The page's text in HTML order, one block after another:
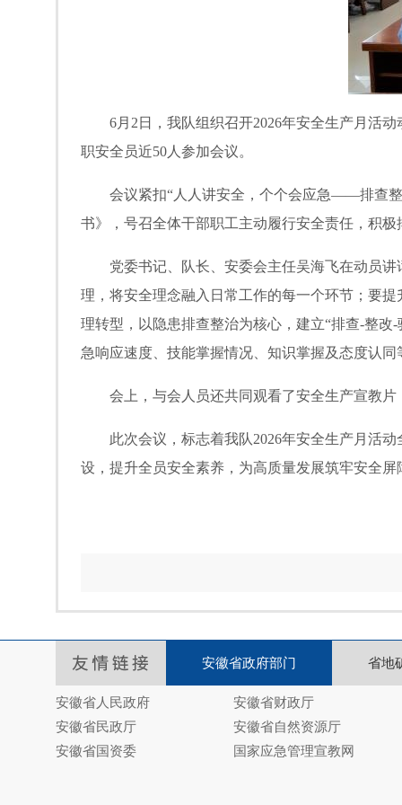
6月 2 日，我队组织召开2026年安全生产月活动
职安全员近50人参加会议。
会议紧扣“人人讲安全，个个会应急——排查
书》，号召全体干部职工主动履行安全责任，积
党委书记、队长、安委会主任吴海飞在动员
理，将安全理念融入日常工作的每一个环节；要
理转型，以隐患排查整治为核心，建立“排查-整改-
急响应速度、技能掌握情况、知识掌握及态度认
会上，与会人员还共同观看了安全生产宣教
此次会议，标志着我队2026年安全生产月活动
设，提升全员安全素养，为高质量发展筑牢安全屏
安徽省政府部门 省地
安徽省人民政府
安徽省财政厅
安徽省民政厅
安徽省自然资源厅
安徽省国资委
国家应急管理宣教网